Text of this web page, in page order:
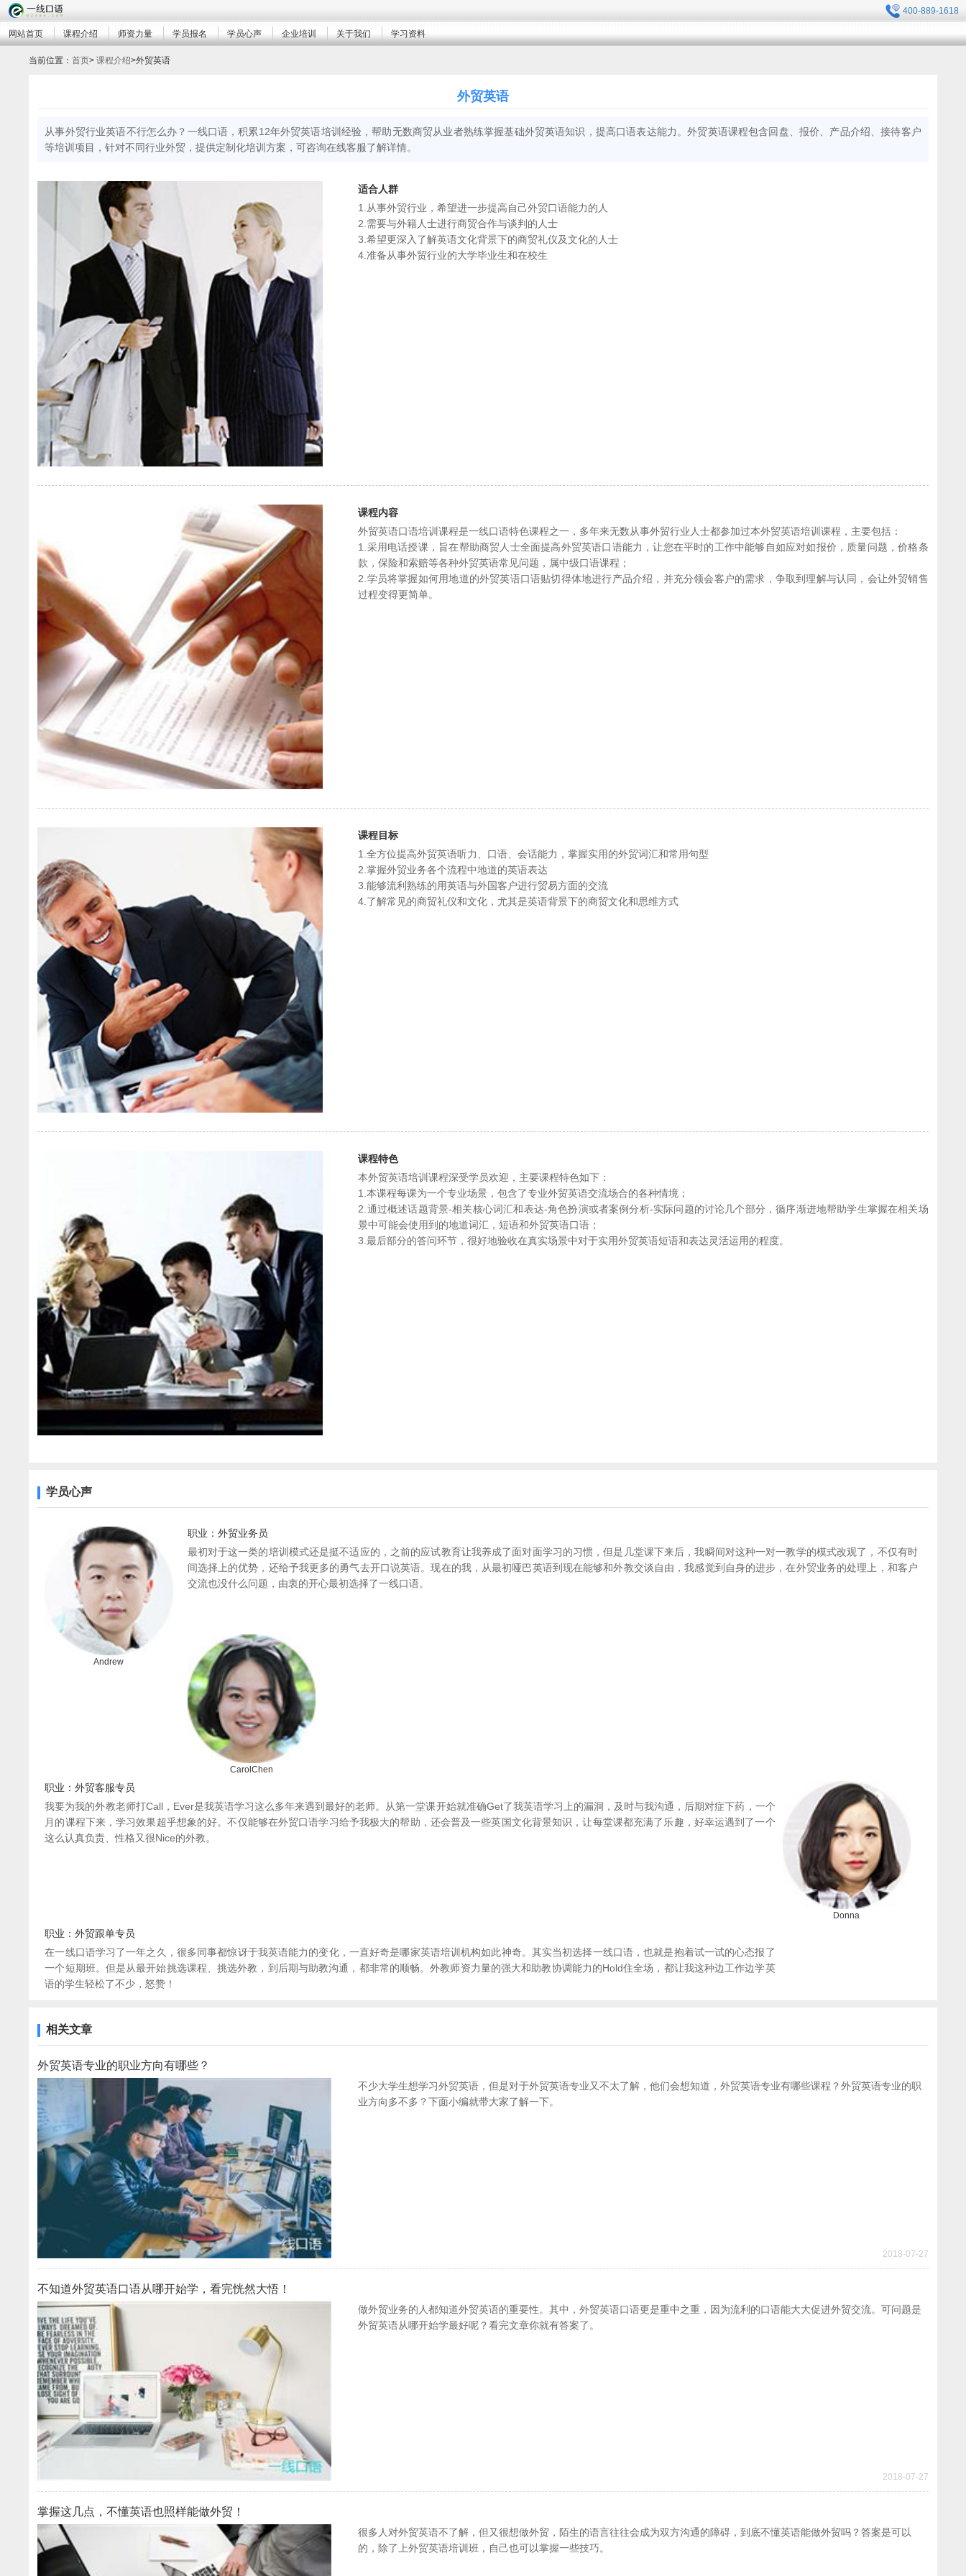
400-889-1618
网站首页 课程介绍 师资力量 学员报名 学员心声 企业培训 关于我们 学习资料
当前位置：首页>课程介绍>外贸英语
外贸英语
从事外贸行业英语不行怎么办？一线口语，积累12年外贸英语培训经验，帮助无数商贸从业者熟练掌握基础外贸英语知识，提高口语表达能力。外贸英语课程包含回盘、报价、产品介绍、接待客户
等培训项目，针对不同行业外贸，提供定制化培训方案，可咨询在线客服了解详情。
适合人群
1.从事外贸行业，希望进一步提高自己外贸口语能力的人
2.需要与外籍人士进行商贸合作与谈判的人士
3.希望更深入了解英语文化背景下的商贸礼仪及文化的人士
4.准备从事外贸行业的大学毕业生和在校生
课程内容
外贸英语口语培训课程是一线口语特色课程之一，多年来无数从事外贸行业人士都参加过本外贸英语培训课程，主要包括：
1.采用电话授课，旨在帮助商贸人士全面提高外贸英语口语能力，让您在平时的工作中能够自如应对如报价，质量问题，价格条
款，保险和索赔等各种外贸英语常见问题，属中级口语课程；
2.学员将掌握如何用地道的外贸英语口语贴切得体地进行产品介绍，并充分领会客户的需求，争取到理解与认同，会让外贸销售
过程变得更简单。
课程目标
1.全方位提高外贸英语听力、口语、会话能力，掌握实用的外贸词汇和常用句型
2.掌握外贸业务各个流程中地道的英语表达
3.能够流利熟练的用英语与外国客户进行贸易方面的交流
4.了解常见的商贸礼仪和文化，尤其是英语背景下的商贸文化和思维方式
课程特色
本外贸英语培训课程深受学员欢迎，主要课程特色如下：
1.本课程每课为一个专业场景，包含了专业外贸英语交流场合的各种情境；
2.通过概述话题背景-相关核心词汇和表达-角色扮演或者案例分析-实际问题的讨论几个部分，循序渐进地帮助学生掌握在相关场
景中可能会使用到的地道词汇，短语和外贸英语口语；
3.最后部分的答问环节，很好地验收在真实场景中对于实用外贸英语短语和表达灵活运用的程度。
学员心声
Andrew
职业：外贸业务员
最初对于这一类的培训模式还是挺不适应的，之前的应试教育让我养成了面对面学习的习惯，但是几堂课下来后，我瞬间对这种一对一教学的模式改观了，不仅有时
间选择上的优势，还给予我更多的勇气去开口说英语。现在的我，从最初哑巴英语到现在能够和外教交谈自由，我感觉到自身的进步，在外贸业务的处理上，和客户
交流也没什么问题，由衷的开心最初选择了一线口语。
CarolChen
职业：外贸客服专员
我要为我的外教老师打Call，Ever是我英语学习这么多年来遇到最好的老师。从第一堂课开始就准确Get了我英语学习上的漏洞，及时与我沟通，后期对症下药，一个
月的课程下来，学习效果超乎想象的好。不仅能够在外贸口语学习给予我极大的帮助，还会普及一些英国文化背景知识，让每堂课都充满了乐趣，好幸运遇到了一个
这么认真负责、性格又很Nice的外教。
Donna
职业：外贸跟单专员
在一线口语学习了一年之久，很多同事都惊讶于我英语能力的变化，一直好奇是哪家英语培训机构如此神奇。其实当初选择一线口语，也就是抱着试一试的心态报了
一个短期班。但是从最开始挑选课程、挑选外教，到后期与助教沟通，都非常的顺畅。外教师资力量的强大和助教协调能力的Hold住全场，都让我这种边工作边学英
语的学生轻松了不少，怒赞！
相关文章
外贸英语专业的职业方向有哪些？
不少大学生想学习外贸英语，但是对于外贸英语专业又不太了解，他们会想知道，外贸英语专业有哪些课程？外贸英语专业的职
业方向多不多？下面小编就带大家了解一下。
2018-07-27
不知道外贸英语口语从哪开始学，看完恍然大悟！
做外贸业务的人都知道外贸英语的重要性。其中，外贸英语口语更是重中之重，因为流利的口语能大大促进外贸交流。可问题是
外贸英语从哪开始学最好呢？看完文章你就有答案了。
2018-07-27
掌握这几点，不懂英语也照样能做外贸！
很多人对外贸英语不了解，但又很想做外贸，陌生的语言往往会成为双方沟通的障碍，到底不懂英语能做外贸吗？答案是可以
的，除了上外贸英语培训班，自己也可以掌握一些技巧。